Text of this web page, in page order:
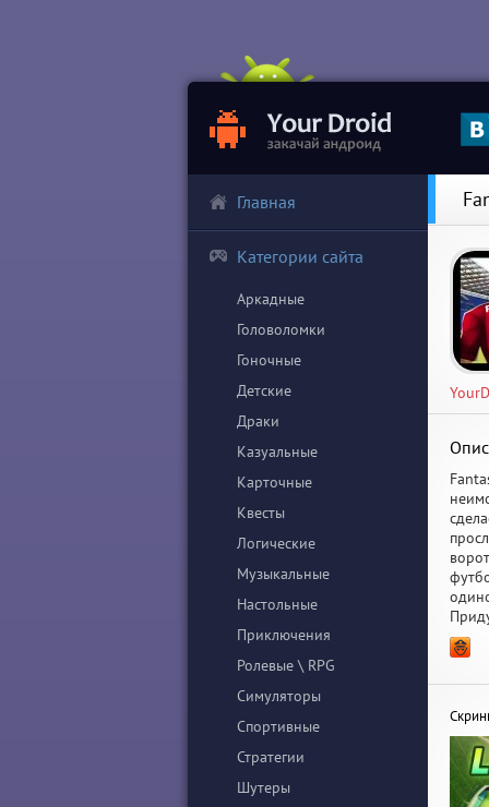
Главная
Категории сайта
Аркадные
Головоломки
Гоночные
Детские
Драки
Казуальные
Карточные
Квесты
Логические
Музыкальные
Настольные
Приключения
Ролевые \ RPG
Симуляторы
Спортивные
Стратегии
Шутеры